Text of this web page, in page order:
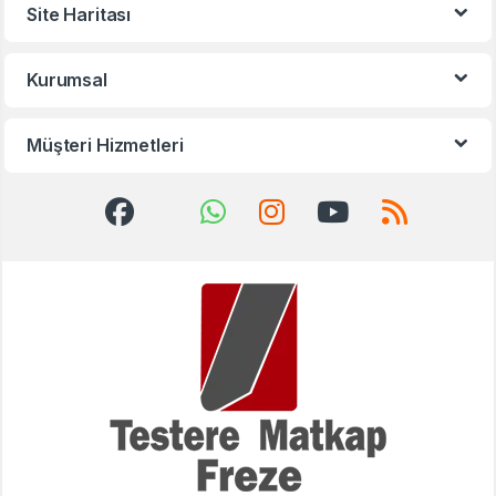
Site Haritası
Kurumsal
Müşteri Hizmetleri